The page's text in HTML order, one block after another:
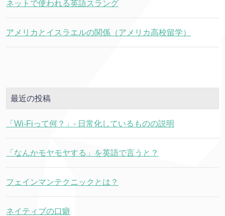
ネットで使われる英語スラング
アメリカとイスラエルの関係（アメリカ高校留学）
最近の投稿
「Wi-Fiって何？」- 日常化しているものの説明
「なんかモヤモヤする」を英語で言うと？
フェインマンテクニックとは？
ネイティブの口癖